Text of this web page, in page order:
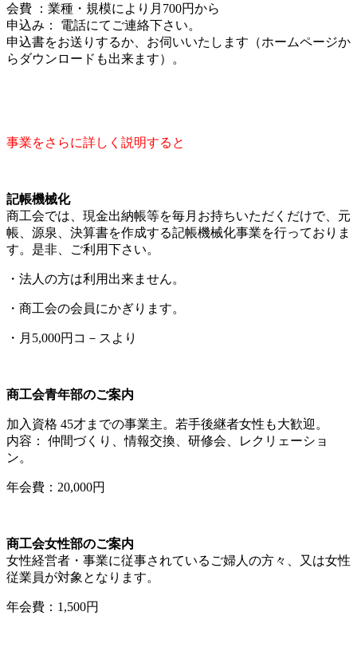
会費 ：業種・規模により月700円から
申込み： 電話にてご連絡下さい。
申込書をお送りするか、お伺いいたします（ホームページか
らダウンロードも出来ます）。
事業をさらに詳しく説明すると
記帳機械化
商工会では、現金出納帳等を毎月お持ちいただくだけで、元
帳、源泉、決算書を作成する記帳機械化事業を行っておりま
す。是非、ご利用下さい。
・法人の方は利用出来ません。
・商工会の会員にかぎります。
・月5,000円コ－スより
商工会青年部のご案内
加入資格 45才までの事業主。若手後継者女性も大歓迎。
内容： 仲間づくり、情報交換、研修会、レクリェーショ
ン。
年会費：20,000円
商工会女性部のご案内
女性経営者・事業に従事されているご婦人の方々、又は女性
従業員が対象となります。
年会費：1,500円